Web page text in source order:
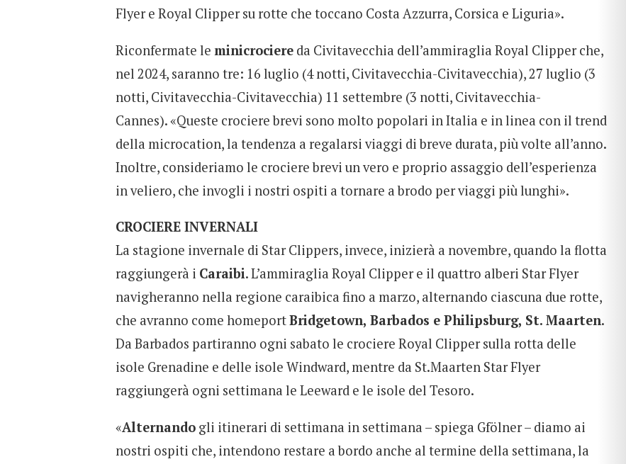
Flyer e Royal Clipper su rotte che toccano Costa Azzurra, Corsica e Liguria».
Riconfermate le minicrociere da Civitavecchia dell’ammiraglia Royal Clipper che,
nel 2024, saranno tre: 16 luglio (4 notti, Civitavecchia-Civitavecchia), 27 luglio (3
notti, Civitavecchia-Civitavecchia) 11 settembre (3 notti, Civitavecchia-
Cannes). «Queste crociere brevi sono molto popolari in Italia e in linea con il trend
della microcation, la tendenza a regalarsi viaggi di breve durata, più volte all’anno.
Inoltre, consideriamo le crociere brevi un vero e proprio assaggio dell’esperienza
in veliero, che invogli i nostri ospiti a tornare a brodo per viaggi più lunghi».
CROCIERE INVERNALI
La stagione invernale di Star Clippers, invece, inizierà a novembre, quando la flotta
raggiungerà i Caraibi. L’ammiraglia Royal Clipper e il quattro alberi Star Flyer
navigheranno nella regione caraibica fino a marzo, alternando ciascuna due rotte,
che avranno come homeportBridgetown, Barbados e Philipsburg, St. Maarten.
Da Barbados partiranno ogni sabato le crociere Royal Clipper sulla rotta delle
isole Grenadine e delle isole Windward, mentre da St.Maarten Star Flyer
raggiungerà ogni settimana le Leeward e le isole del Tesoro.
«Alternando gli itinerari di settimana in settimana – spiega Gfölner – diamo ai
nostri ospiti che, intendono restare a bordo anche al termine della settimana, la